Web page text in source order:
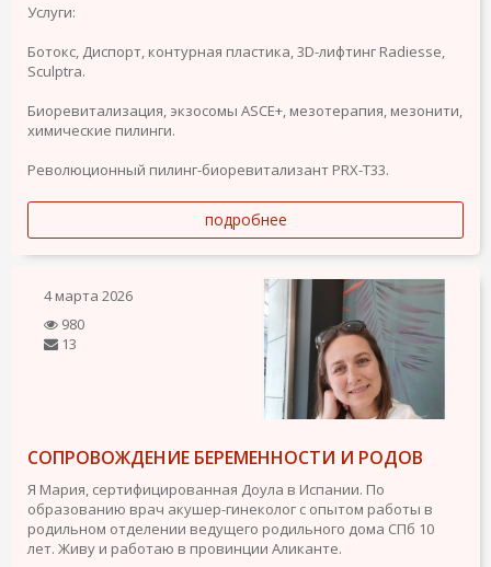
Услуги:
Ботокс, Диспорт, контурная пластика, 3D-лифтинг Radiesse,
Sculptra.
Биоревитализация, экзосомы ASCE+, мезотерапия, мезонити,
химические пилинги.
Революционный пилинг-биоревитализант PRX-T33.
подробнее
4 марта 2026
980
13
СОПРОВОЖДЕНИЕ БЕРЕМЕННОСТИ И РОДОВ
Я Мария, сертифицированная Доула в Испании. По
образованию врач акушер-гинеколог с опытом работы в
родильном отделении ведущего родильного дома СПб 10
лет. Живу и работаю в провинции Аликанте.